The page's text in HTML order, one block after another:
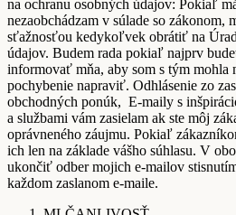
na ochranu osobných údajov: Pokiaľ
nezaobchádzam v súlade so zákonom,
sťažnosťou kedykoľvek obrátiť na
údajov. Budem rada pokiaľ najprv
informovať mňa, aby som s tým mohla
pochybenie napraviť. Odhlásenie zo
obchodných ponúk, E-maily s
a službami vám zasielam ak ste môj
oprávneného záujmu. Pokiaľ
ich len na základe vášho súhlasu. V
ukončiť odber mojich e-mailov
každom zaslanom e-maile.